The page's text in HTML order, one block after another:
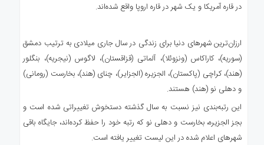
در قاره آمریکا و یک شهر در قاره اروپا واقع شده‌اند.
ارزان‌ترین شهرهای دنیا برای زندگی در سال جاری میلادی به ترتیب دمشق
(سوریه)، کاراکاس (ونزوئلا)، آلماتی (قزاقستان)، لاگوس (نیجریه)، بنگلور
(هند)، کراچی (پاکستان)، الجزیره (الجزایر)، چنای (هند)، بخارست (رومانی)
و دهلی نو (هند) هستند.
این رتبه‌بندی نیز نسبت به سال گذشته دستخوش تغییراتی شده است و
بجز الجزیره، بخارست و دهلی نو که رتبه خود را حفظ کرده‌اند، جایگاه باقی
شهرهای اعلام شده در این لیست تغییر یافته است.